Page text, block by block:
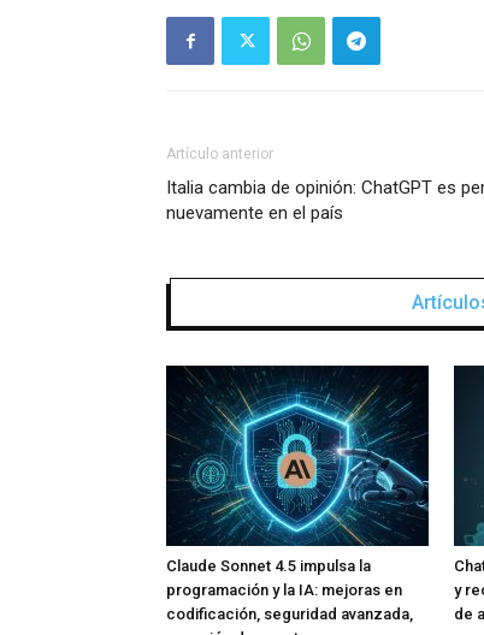
Artículo anterior
Italia cambia de opinión: ChatGPT es
nuevamente en el país
Claude Sonnet 4.5 impulsa la
programación y la IA: mejoras en
codificación, seguridad avanzada,
y
de